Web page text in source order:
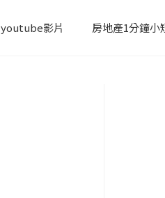
youtube影片 房地產1分鐘小